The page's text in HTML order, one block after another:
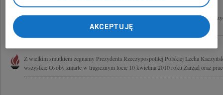
Środowisko lekarskie Warmii i Mazur, wstrząśnięte informacjami o katastrofie
Smoleńskiem, w której śmierć poniosło 96 osób w tym Prezydent RP wraz z...
Z wielkim smutkiem żegnamy Prezydenta Rzeczypospolitej Polskiej Lecha
wszystkie Osoby zmarłe w tragicznym locie 10 kwietnia 2010 roku Zarząd oraz
AKCEPTUJĘ